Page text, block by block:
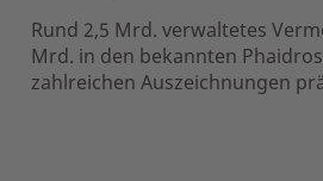
Rund 2,5 Mrd. verwaltetes
Mrd. in den bekannten
zahlreichen Auszeichnungen